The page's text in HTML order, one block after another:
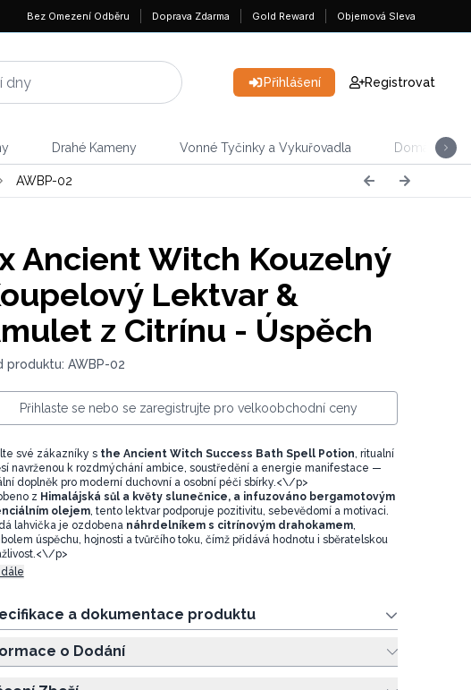
Bez Omezení Odběru Doprava Zdarma Gold Reward Objemová Sleva
Přihlášení Registrovat
Drahé Kameny Vonné Tyčinky a Vykuřovadla Domácnost
AWBP-02
Ancient Witch Kouzelný
Lektvar &
z Citrínu - Úspěch
produktu: AWBP-02
Přihlaste se nebo se zaregistrujte pro velkoobchodní ceny
své zákazníky sthe Ancient Witch Success Bath Spell Potion, ritualní
navrženou k rozdmýchání ambice, soustředění a energie manifestace —
doplněk pro moderní duchovní a osobní péči sbírky.<\/p>
z Himalájská sůl a květy slunečnice, a infuzováno bergamotovým
olejem, tento lektvar podporuje pozitivitu, sebevědomí a motivaci.
lahvička je ozdobena náhrdelníkem s citrínovým drahokamem,
úspěchu, hojnosti a tvůrčího toku, čímž přidává hodnotu i sběratelskou
p>
a dokumentace produktu
o Dodání